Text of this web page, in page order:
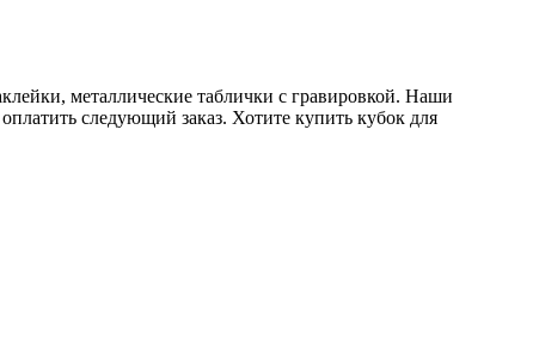
металлические таблички с гравировкой. Наши
следующий заказ. Хотите купить кубок для